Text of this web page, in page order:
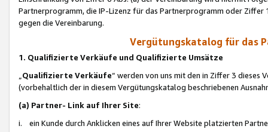
Partnerprogramm, die IP-Lizenz für das Partnerprogramm oder
gegen die Vereinbarung.
Vergütungskatalog für das
1. Qualifizierte Verkäufe und Qualifizierte Umsätze
Qualifizierte Verkäufe“ werden von uns mit den in Ziffer 3
(vorbehaltlich der in diesem Vergütungskatalog beschriebenen
(a) Partner- Link auf Ihrer Site:
i. ein Kunde durch Anklicken eines auf Ihrer Website platzierten